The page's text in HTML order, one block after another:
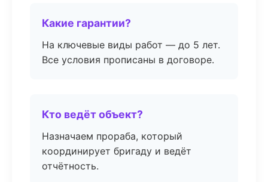
Какие гарантии?
На ключевые виды работ — до 5 лет.
Все условия прописаны в договоре.
Кто ведёт объект?
Назначаем прораба, который
координирует бригаду и ведёт
отчётность.